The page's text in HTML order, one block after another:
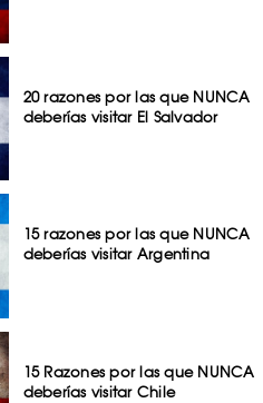
20 razones por las que NUNCA
deberías visitar El Salvador
15 razones por las que NUNCA
deberías visitar Argentina
15 Razones por las que NUNCA
deberías visitar Chile